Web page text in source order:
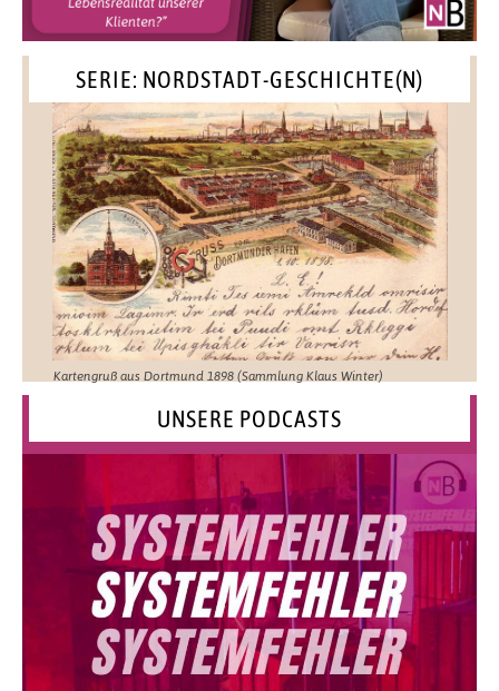
SERIE: NORDSTADT-GESCHICHTE(N)
Kartengruß aus Dortmund 1898 (Sammlung Klaus Winter)
UNSERE PODCASTS